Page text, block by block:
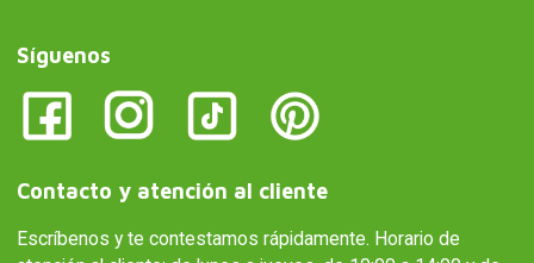
Síguenos
Contacto y atención al cliente
Escríbenos y te contestamos rápidamente. Horario de